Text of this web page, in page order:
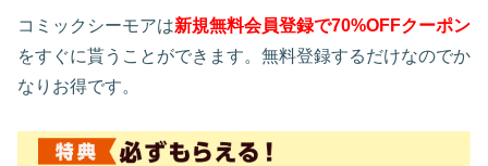
コミックシーモアは新規無料会員登録で70%OFFクーポン
をすぐに貰うことができます。無料登録するだけなのでか
なりお得です。